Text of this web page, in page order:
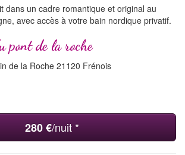
dans un cadre romantique et original au
avec accès à votre bain nordique privatif.
pont de la roche
de la Roche 21120 Frénois
280 €/nuit *